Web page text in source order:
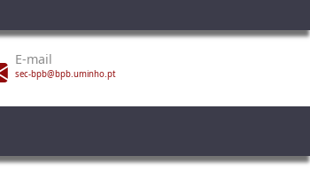
E-mail
sec-bpb@bpb.uminho.pt